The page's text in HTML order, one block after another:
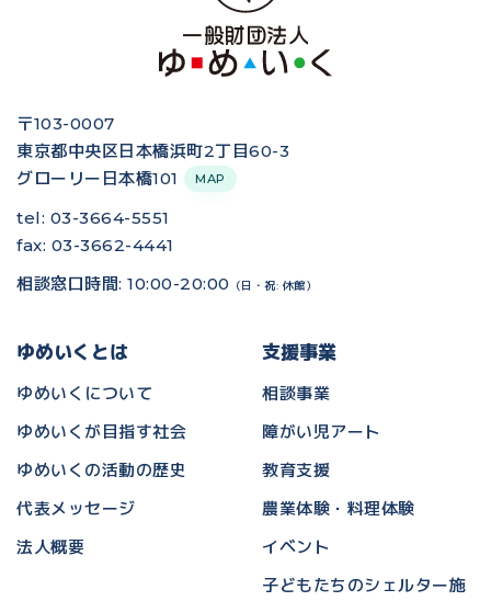
〒103-0007
東京都中央区日本橋浜町2丁目60-3
グローリー日本橋101
MAP
tel: 03-3664-5551
fax: 03-3662-4441
相談窓口時間: 10:00-20:00
（日・祝: 休館）
ゆめいくとは
ゆめいくについて
ゆめいくが目指す社会
ゆめいくの活動の歴史
代表メッセージ
法人概要
支援事業
相談事業
障がい児アート
教育支援
農業体験・料理体験
イベント
子どもたちのシェルター施